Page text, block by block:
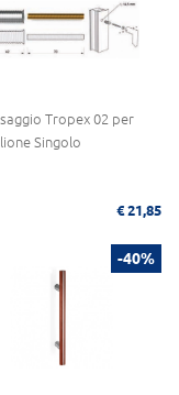
Tropex 02 per
Singolo
€ 21,85
-40%